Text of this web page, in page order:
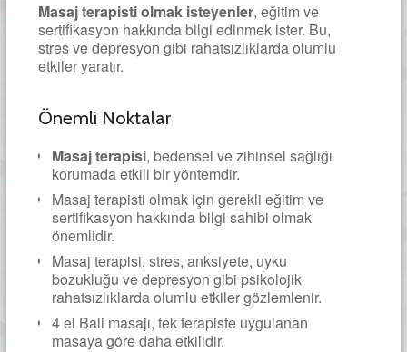
Masaj terapisti olmak isteyenler, eğitim ve
sertifikasyon hakkında bilgi edinmek ister. Bu,
stres ve depresyon gibi rahatsızlıklarda olumlu
etkiler yaratır.
Önemli Noktalar
Masaj terapisi, bedensel ve zihinsel sağlığı
korumada etkili bir yöntemdir.
Masaj terapisti olmak için gerekli eğitim ve
sertifikasyon hakkında bilgi sahibi olmak
önemlidir.
Masaj terapisi, stres, anksiyete, uyku
bozukluğu ve depresyon gibi psikolojik
rahatsızlıklarda olumlu etkiler gözlemlenir.
4 el Bali masajı, tek terapiste uygulanan
masaya göre daha etkilidir.